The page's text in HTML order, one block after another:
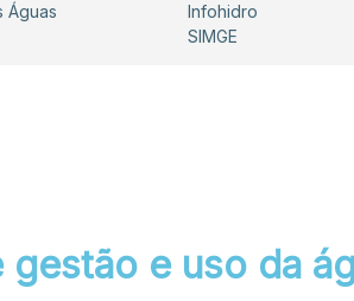
Águas
Infohidro
SIMGE
e uso da